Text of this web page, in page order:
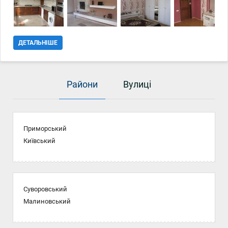
ДЕТАЛЬНІШЕ
Райони Вулиці
Приморський
Київський
Суворовський
Малиновський